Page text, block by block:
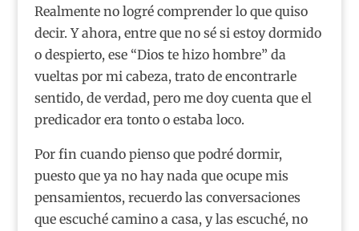
Realmente no logré comprender lo que quiso
decir. Y ahora, entre que no sé si estoy dormido
o despierto, ese “Dios te hizo hombre” da
vueltas por mi cabeza, trato de encontrarle
sentido, de verdad, pero me doy cuenta que el
predicador era tonto o estaba loco.
Por fin cuando pienso que podré dormir,
puesto que ya no hay nada que ocupe mis
pensamientos, recuerdo las conversaciones
que escuché camino a casa, y las escuché, no